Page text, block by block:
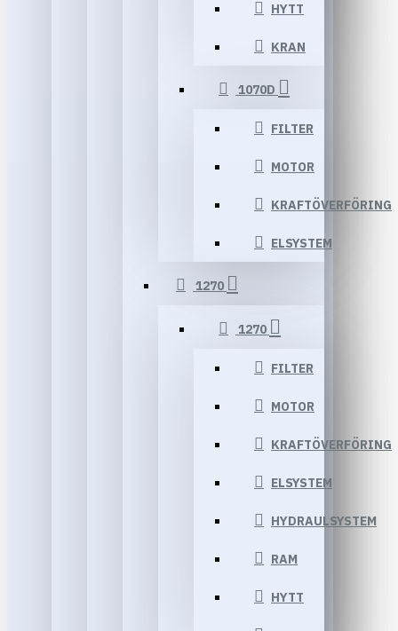
HYTT
KRAN
1070D
FILTER
MOTOR
KRAFTÖVERFÖRING
ELSYSTEM
1270
1270
FILTER
MOTOR
KRAFTÖVERFÖRING
ELSYSTEM
HYDRAULSYSTEM
RAM
HYTT